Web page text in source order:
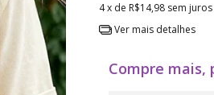
4x de R$14,98 sem juros
Ver mais detalhes
Compre mais,